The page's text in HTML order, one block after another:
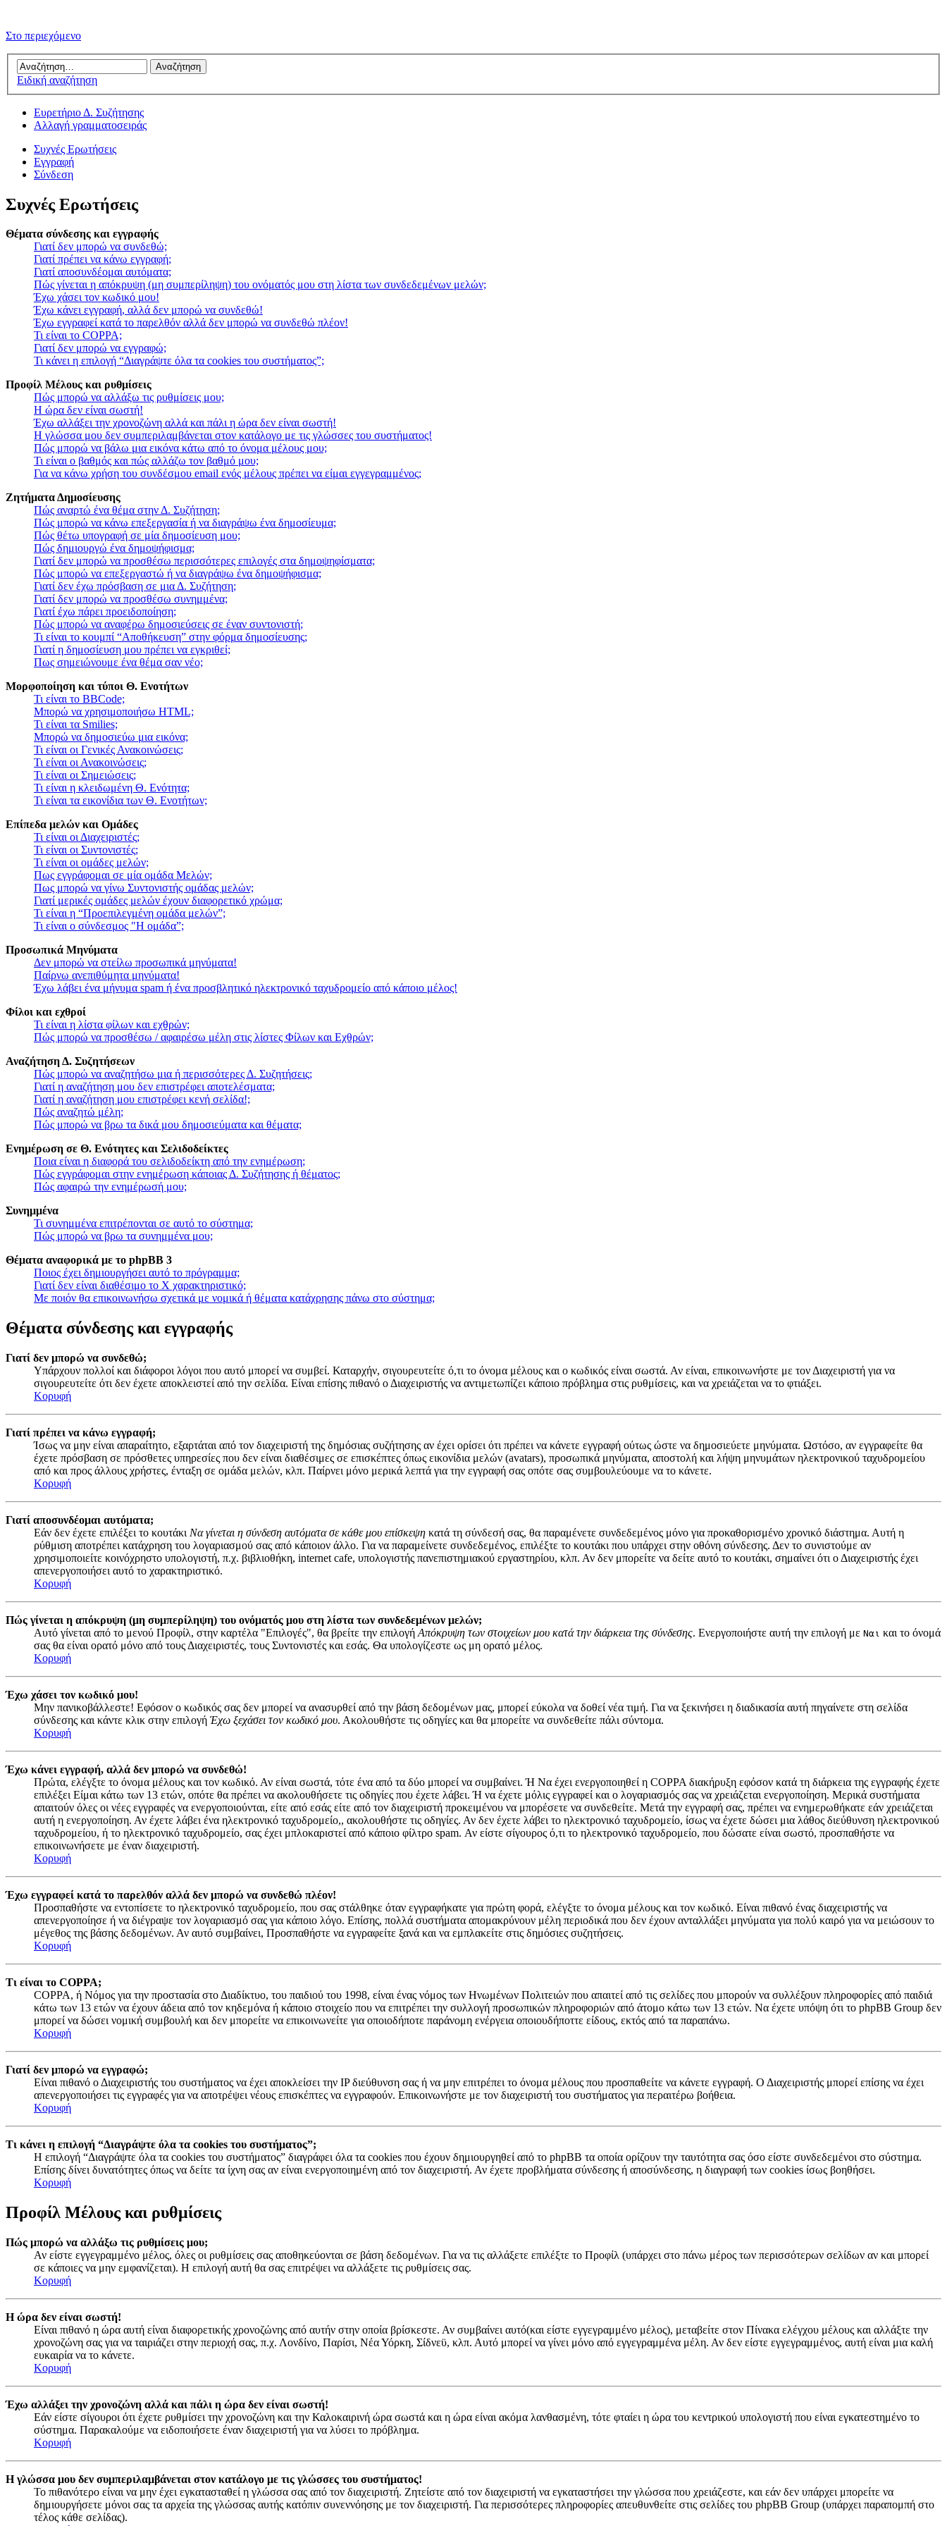
Στο περιεχόμενο
Ειδική αναζήτηση
Ευρετήριο Δ. Συζήτησης
Αλλαγή γραμματοσειράς
Συχνές Ερωτήσεις
Εγγραφή
Σύνδεση
Συχνές Ερωτήσεις
Θέματα σύνδεσης και εγγραφής
Γιατί δεν μπορώ να συνδεθώ;
Γιατί πρέπει να κάνω εγγραφή;
Γιατί αποσυνδέομαι αυτόματα;
Πώς γίνεται η απόκρυψη (μη συμπερίληψη) του ονόματός μου στη λίστα των συνδεδεμένων μελών;
Έχω χάσει τον κωδικό μου!
Έχω κάνει εγγραφή, αλλά δεν μπορώ να συνδεθώ!
Έχω εγγραφεί κατά το παρελθόν αλλά δεν μπορώ να συνδεθώ πλέον!
Τι είναι το COPPA;
Γιατί δεν μπορώ να εγγραφώ;
Τι κάνει η επιλογή “Διαγράψτε όλα τα cookies του συστήματος”;
Προφίλ Μέλους και ρυθμίσεις
Πώς μπορώ να αλλάξω τις ρυθμίσεις μου;
Η ώρα δεν είναι σωστή!
Έχω αλλάξει την χρονοζώνη αλλά και πάλι η ώρα δεν είναι σωστή!
Η γλώσσα μου δεν συμπεριλαμβάνεται στον κατάλογο με τις γλώσσες του συστήματος!
Πώς μπορώ να βάλω μια εικόνα κάτω από το όνομα μέλους μου;
Τι είναι ο βαθμός και πώς αλλάζω τον βαθμό μου;
Για να κάνω χρήση του συνδέσμου email ενός μέλους πρέπει να είμαι εγγεγραμμένος;
Ζητήματα Δημοσίευσης
Πώς αναρτώ ένα θέμα στην Δ. Συζήτηση;
Πώς μπορώ να κάνω επεξεργασία ή να διαγράψω ένα δημοσίευμα;
Πώς θέτω υπογραφή σε μία δημοσίευση μου;
Πώς δημιουργώ ένα δημοψήφισμα;
Γιατί δεν μπορώ να προσθέσω περισσότερες επιλογές στα δημοψηφίσματα;
Πώς μπορώ να επεξεργαστώ ή να διαγράψω ένα δημοψήφισμα;
Γιατί δεν έχω πρόσβαση σε μια Δ. Συζήτηση;
Γιατί δεν μπορώ να προσθέσω συνημμένα;
Γιατί έχω πάρει προειδοποίηση;
Πώς μπορώ να αναφέρω δημοσιεύσεις σε έναν συντονιστή;
Τι είναι το κουμπί “Αποθήκευση” στην φόρμα δημοσίευσης;
Γιατί η δημοσίευση μου πρέπει να εγκριθεί;
Πως σημειώνουμε ένα θέμα σαν νέο;
Μορφοποίηση και τύποι Θ. Ενοτήτων
Τι είναι το BBCode;
Μπορώ να χρησιμοποιήσω HTML;
Τι είναι τα Smilies;
Μπορώ να δημοσιεύω μια εικόνα;
Τι είναι οι Γενικές Ανακοινώσεις;
Τι είναι οι Ανακοινώσεις;
Τι είναι οι Σημειώσεις;
Τι είναι η κλειδωμένη Θ. Ενότητα;
Τι είναι τα εικονίδια των Θ. Ενοτήτων;
Επίπεδα μελών και Ομάδες
Τι είναι οι Διαχειριστές;
Τι είναι οι Συντονιστές;
Τι είναι οι ομάδες μελών;
Πως εγγράφομαι σε μία ομάδα Μελών;
Πως μπορώ να γίνω Συντονιστής ομάδας μελών;
Γιατί μερικές ομάδες μελών έχουν διαφορετικό χρώμα;
Τι είναι η “Προεπιλεγμένη ομάδα μελών”;
Τι είναι ο σύνδεσμος "Η ομάδα”;
Προσωπικά Μηνύματα
Δεν μπορώ να στείλω προσωπικά μηνύματα!
Παίρνω ανεπιθύμητα μηνύματα!
Έχω λάβει ένα μήνυμα spam ή ένα προσβλητικό ηλεκτρονικό ταχυδρομείο από κάποιο μέλος!
Φίλοι και εχθροί
Τι είναι η λίστα φίλων και εχθρών;
Πώς μπορώ να προσθέσω / αφαιρέσω μέλη στις λίστες Φίλων και Εχθρών;
Αναζήτηση Δ. Συζητήσεων
Πώς μπορώ να αναζητήσω μια ή περισσότερες Δ. Συζητήσεις;
Γιατί η αναζήτηση μου δεν επιστρέφει αποτελέσματα;
Γιατί η αναζήτηση μου επιστρέφει κενή σελίδα!;
Πώς αναζητώ μέλη;
Πώς μπορώ να βρω τα δικά μου δημοσιεύματα και θέματα;
Ενημέρωση σε Θ. Ενότητες και Σελιδοδείκτες
Ποια είναι η διαφορά του σελιδοδείκτη από την ενημέρωση;
Πώς εγγράφομαι στην ενημέρωση κάποιας Δ. Συζήτησης ή θέματος;
Πώς αφαιρώ την ενημέρωσή μου;
Συνημμένα
Τι συνημμένα επιτρέπονται σε αυτό το σύστημα;
Πώς μπορώ να βρω τα συνημμένα μου;
Θέματα αναφορικά με το phpBB 3
Ποιος έχει δημιουργήσει αυτό το πρόγραμμα;
Γιατί δεν είναι διαθέσιμο το Χ χαρακτηριστικό;
Με ποιόν θα επικοινωνήσω σχετικά με νομικά ή θέματα κατάχρησης πάνω στο σύστημα;
Θέματα σύνδεσης και εγγραφής
Γιατί δεν μπορώ να συνδεθώ;
Υπάρχουν πολλοί και διάφοροι λόγοι που αυτό μπορεί να συμβεί. Καταρχήν, σιγουρευτείτε ό,τι το όνομα μέλους και ο κωδικός είναι σωστά. Αν είναι, επικοινωνήστε με τον Διαχειριστή για να
σιγουρευτείτε ότι δεν έχετε αποκλειστεί από την σελίδα. Είναι επίσης πιθανό ο Διαχειριστής να αντιμετωπίζει κάποιο πρόβλημα στις ρυθμίσεις, και να χρειάζεται να το φτιάξει.
Κορυφή
Γιατί πρέπει να κάνω εγγραφή;
Ίσως να μην είναι απαραίτητο, εξαρτάται από τον διαχειριστή της δημόσιας συζήτησης αν έχει ορίσει ότι πρέπει να κάνετε εγγραφή ούτως ώστε να δημοσιεύετε μηνύματα. Ωστόσο, αν εγγραφείτε θα
έχετε πρόσβαση σε πρόσθετες υπηρεσίες που δεν είναι διαθέσιμες σε επισκέπτες όπως εικονίδια μελών (avatars), προσωπικά μηνύματα, αποστολή και λήψη μηνυμάτων ηλεκτρονικού ταχυδρομείου
από και προς άλλους χρήστες, ένταξη σε ομάδα μελών, κλπ. Παίρνει μόνο μερικά λεπτά για την εγγραφή σας οπότε σας συμβουλεύουμε να το κάνετε.
Κορυφή
Γιατί αποσυνδέομαι αυτόματα;
Εάν δεν έχετε επιλέξει το κουτάκι Να γίνεται η σύνδεση αυτόματα σε κάθε μου επίσκεψη κατά τη σύνδεσή σας, θα παραμένετε συνδεδεμένος μόνο για προκαθορισμένο χρονικό διάστημα. Αυτή η
ρύθμιση αποτρέπει κατάχρηση του λογαριασμού σας από κάποιον άλλο. Για να παραμείνετε συνδεδεμένος, επιλέξτε το κουτάκι που υπάρχει στην οθόνη σύνδεσης. Δεν το συνιστούμε αν
χρησιμοποιείτε κοινόχρηστο υπολογιστή, π.χ. βιβλιοθήκη, internet cafe, υπολογιστής πανεπιστημιακού εργαστηρίου, κλπ. Αν δεν μπορείτε να δείτε αυτό το κουτάκι, σημαίνει ότι ο Διαχειριστής έχει
απενεργοποιήσει αυτό το χαρακτηριστικό.
Κορυφή
Πώς γίνεται η απόκρυψη (μη συμπερίληψη) του ονόματός μου στη λίστα των συνδεδεμένων μελών;
Αυτό γίνεται από το μενού Προφίλ, στην καρτέλα "Επιλογές", θα βρείτε την επιλογή Απόκρυψη των στοιχείων μου κατά την διάρκεια της σύνδεσης. Ενεργοποιήστε αυτή την επιλογή με Ναι και το όνομά
σας θα είναι ορατό μόνο από τους Διαχειριστές, τους Συντονιστές και εσάς. Θα υπολογίζεστε ως μη ορατό μέλος.
Κορυφή
Έχω χάσει τον κωδικό μου!
Μην πανικοβάλλεστε! Εφόσον ο κωδικός σας δεν μπορεί να ανασυρθεί από την βάση δεδομένων μας, μπορεί εύκολα να δοθεί νέα τιμή. Για να ξεκινήσει η διαδικασία αυτή πηγαίνετε στη σελίδα
σύνδεσης και κάντε κλικ στην επιλογή Έχω ξεχάσει τον κωδικό μου. Ακολουθήστε τις οδηγίες και θα μπορείτε να συνδεθείτε πάλι σύντομα.
Κορυφή
Έχω κάνει εγγραφή, αλλά δεν μπορώ να συνδεθώ!
Πρώτα, ελέγξτε το όνομα μέλους και τον κωδικό. Αν είναι σωστά, τότε ένα από τα δύο μπορεί να συμβαίνει. Ή Να έχει ενεργοποιηθεί η COPPA διακήρυξη εφόσον κατά τη διάρκεια της εγγραφής έχετε
επιλέξει Είμαι κάτω των 13 ετών, οπότε θα πρέπει να ακολουθήσετε τις οδηγίες που έχετε λάβει. Ή να έχετε μόλις εγγραφεί και ο λογαριασμός σας να χρειάζεται ενεργοποίηση. Μερικά συστήματα
απαιτούν όλες οι νέες εγγραφές να ενεργοποιούνται, είτε από εσάς είτε από τον διαχειριστή προκειμένου να μπορέσετε να συνδεθείτε. Μετά την εγγραφή σας, πρέπει να ενημερωθήκατε εάν χρειάζεται
αυτή η ενεργοποίηση. Αν έχετε λάβει ένα ηλεκτρονικό ταχυδρομείο,, ακολουθήστε τις οδηγίες. Αν δεν έχετε λάβει το ηλεκτρονικό ταχυδρομείο, ίσως να έχετε δώσει μια λάθος διεύθυνση ηλεκτρονικού
ταχυδρομείου, ή το ηλεκτρονικό ταχυδρομείο, σας έχει μπλοκαριστεί από κάποιο φίλτρο spam. Αν είστε σίγουρος ό,τι το ηλεκτρονικό ταχυδρομείο, που δώσατε είναι σωστό, προσπαθήστε να
επικοινωνήσετε με έναν διαχειριστή.
Κορυφή
Έχω εγγραφεί κατά το παρελθόν αλλά δεν μπορώ να συνδεθώ πλέον!
Προσπαθήστε να εντοπίσετε το ηλεκτρονικό ταχυδρομείο, που σας στάλθηκε όταν εγγραφήκατε για πρώτη φορά, ελέγξτε το όνομα μέλους και τον κωδικό. Είναι πιθανό ένας διαχειριστής να
απενεργοποίησε ή να διέγραψε τον λογαριασμό σας για κάποιο λόγο. Επίσης, πολλά συστήματα απομακρύνουν μέλη περιοδικά που δεν έχουν ανταλλάξει μηνύματα για πολύ καιρό για να μειώσουν το
μέγεθος της βάσης δεδομένων. Αν αυτό συμβαίνει, Προσπαθήστε να εγγραφείτε ξανά και να εμπλακείτε στις δημόσιες συζητήσεις.
Κορυφή
Τι είναι το COPPA;
COPPA, ή Νόμος για την προστασία στο Διαδίκτυο, του παιδιού του 1998, είναι ένας νόμος των Ηνωμένων Πολιτειών που απαιτεί από τις σελίδες που μπορούν να συλλέξουν πληροφορίες από παιδιά
κάτω των 13 ετών να έχουν άδεια από τον κηδεμόνα ή κάποιο στοιχείο που να επιτρέπει την συλλογή προσωπικών πληροφοριών από άτομο κάτω των 13 ετών. Να έχετε υπόψη ότι το phpBB Group δεν
μπορεί να δώσει νομική συμβουλή και δεν μπορείτε να επικοινωνείτε για οποιοδήποτε παράνομη ενέργεια οποιουδήποττε είδους, εκτός από τα παραπάνω.
Κορυφή
Γιατί δεν μπορώ να εγγραφώ;
Είναι πιθανό ο Διαχειριστής του συστήματος να έχει αποκλείσει την IP διεύθυνση σας ή να μην επιτρέπει το όνομα μέλους που προσπαθείτε να κάνετε εγγραφή. Ο Διαχειριστής μπορεί επίσης να έχει
απενεργοποιήσει τις εγγραφές για να αποτρέψει νέους επισκέπτες να εγγραφούν. Επικοινωνήστε με τον διαχειριστή του συστήματος για περαιτέρω βοήθεια.
Κορυφή
Τι κάνει η επιλογή “Διαγράψτε όλα τα cookies του συστήματος”;
Η επιλογή “Διαγράψτε όλα τα cookies του συστήματος” διαγράφει όλα τα cookies που έχουν δημιουργηθεί από το phpBB τα οποία ορίζουν την ταυτότητα σας όσο είστε συνδεδεμένοι στο σύστημα.
Επίσης δίνει δυνατότητες όπως να δείτε τα ίχνη σας αν είναι ενεργοποιημένη από τον διαχειριστή. Αν έχετε προβλήματα σύνδεσης ή αποσύνδεσης, η διαγραφή των cookies ίσως βοηθήσει.
Κορυφή
Προφίλ Μέλους και ρυθμίσεις
Πώς μπορώ να αλλάξω τις ρυθμίσεις μου;
Αν είστε εγγεγραμμένο μέλος, όλες οι ρυθμίσεις σας αποθηκεύονται σε βάση δεδομένων. Για να τις αλλάξετε επιλέξτε το Προφίλ (υπάρχει στο πάνω μέρος των περισσότερων σελίδων αν και μπορεί
σε κάποιες να μην εμφανίζεται). Η επιλογή αυτή θα σας επιτρέψει να αλλάξετε τις ρυθμίσεις σας.
Κορυφή
Η ώρα δεν είναι σωστή!
Είναι πιθανό η ώρα αυτή είναι διαφορετικής χρονοζώνης από αυτήν στην οποία βρίσκεστε. Αν συμβαίνει αυτό(και είστε εγγεγραμμένο μέλος), μεταβείτε στον Πίνακα ελέγχου μέλους και αλλάξτε την
χρονοζώνη σας για να ταιριάζει στην περιοχή σας, π.χ. Λονδίνο, Παρίσι, Νέα Υόρκη, Σίδνεϋ, κλπ. Αυτό μπορεί να γίνει μόνο από εγγεγραμμένα μέλη. Αν δεν είστε εγγεγραμμένος, αυτή είναι μια καλή
ευκαιρία να το κάνετε.
Κορυφή
Έχω αλλάξει την χρονοζώνη αλλά και πάλι η ώρα δεν είναι σωστή!
Εάν είστε σίγουροι ότι έχετε ρυθμίσει την χρονοζώνη και την Καλοκαιρινή ώρα σωστά και η ώρα είναι ακόμα λανθασμένη, τότε φταίει η ώρα του κεντρικού υπολογιστή που είναι εγκατεστημένο το
σύστημα. Παρακαλούμε να ειδοποιήσετε έναν διαχειριστή για να λύσει το πρόβλημα.
Κορυφή
Η γλώσσα μου δεν συμπεριλαμβάνεται στον κατάλογο με τις γλώσσες του συστήματος!
Το πιθανότερο είναι να μην έχει εγκατασταθεί η γλώσσα σας από τον διαχειριστή. Ζητείστε από τον διαχειριστή να εγκαταστήσει την γλώσσα που χρειάζεστε, και εάν δεν υπάρχει μπορείτε να
δημιουργήσετε μόνοι σας τα αρχεία της γλώσσας αυτής κατόπιν συνεννόησης με τον διαχειριστή. Για περισσότερες πληροφορίες απευθυνθείτε στις σελίδες του phpBB Group (υπάρχει παραπομπή στο
τέλος κάθε σελίδας).